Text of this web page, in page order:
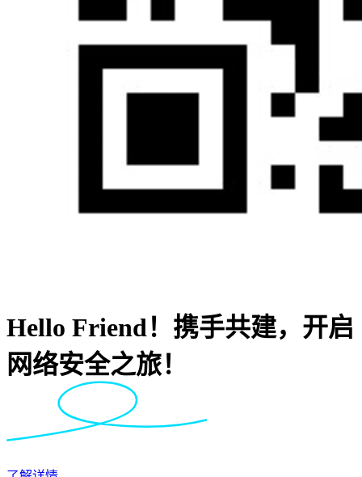
Hello Friend！携手共建，开启
网络安全之旅！